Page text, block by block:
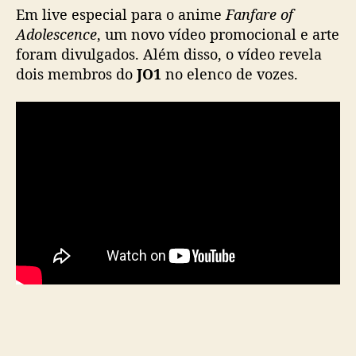
f
A
d
o
v
Em live especial para o anime Fanfare of
Adolescence, um novo vídeo promocional e arte
foram divulgados. Além disso, o vídeo revela
dois membros do JO1 no elenco de vozes.